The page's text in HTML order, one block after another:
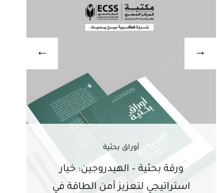
أوراق بحثية
ورقة بحثية – الهيدروجين: خيار
استراتيجي لتعزيز أمن الطاقة في